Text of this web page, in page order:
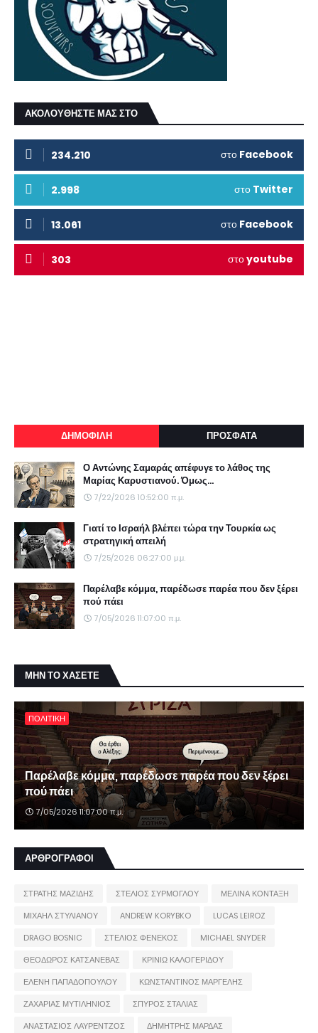
ΑΚΟΛΟΥΘΗΣΤΕ ΜΑΣ ΣΤΟ
234.210 στο Facebook
2.998 στο Twitter
13.061 στο Facebook
303 στοyoutube
ΔΗΜΟΦΙΛΗ ΠΡΟΣΦΑΤΑ
Ο Αντώνης Σαμαράς απέφυγε το λάθος της
Μαρίας Καρυστιανού. Όμως...
7/22/2026 10:52:00 π.μ.
Γιατί το Ισραήλ βλέπει τώρα την Τουρκία ως
στρατηγική απειλή
7/25/2026 06:27:00 μ.μ.
Παρέλαβε κόμμα, παρέδωσε παρέα που δεν ξέρει
πού πάει
7/05/2026 11:07:00 π.μ.
ΜΗΝ ΤΟ ΧΑΣΕΤΕ
ΠΟΛΙΤΙΚΗ
Παρέλαβε κόμμα, παρέδωσε παρέα που δεν ξέρει
πού πάει
7/05/2026 11:07:00 π.μ.
ΑΡΘΡΟΓΡΑΦΟΙ
ΣΤΡΑΤΗΣ ΜΑΖΙΔΗΣ ΣΤΕΛΙΟΣ ΣΥΡΜΟΓΛΟΥ
ΜΕΛΙΝΑ ΚΟΝΤΑΞΗ
ΜΙΧΑΗΛ ΣΤΥΛΙΑΝΟΥ
ANDREW KORYBKO
LUCAS LEIROZ
DRAGO BOSNIC
ΣΤΕΛΙΟΣ ΦΕΝΕΚΟΣ
MICHAEL SNYDER
ΘΕΟΔΩΡΟΣ ΚΑΤΣΑΝΕΒΑΣ
ΚΡΙΝΙΩ ΚΑΛΟΓΕΡΙΔΟΥ
ΕΛΕΝΗ ΠΑΠΑΔΟΠΟΥΛΟΥ
ΚΩΝΣΤΑΝΤΙΝΟΣ ΜΑΡΓΕΛΗΣ
ΖΑΧΑΡΙΑΣ ΜΥΤΙΛΗΝΙΟΣ
ΣΠΥΡΟΣ ΣΤΑΛΙΑΣ
ΑΝΑΣΤΑΣΙΟΣ ΛΑΥΡΕΝΤΖΟΣ
ΔΗΜΗΤΡΗΣ ΜΑΡΔΑΣ